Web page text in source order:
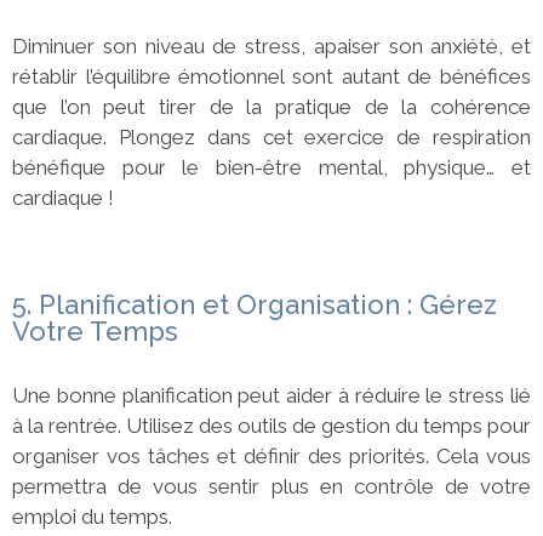
Diminuer son niveau de stress, apaiser son anxiété, et
rétablir l’équilibre émotionnel sont autant de bénéfices
que l’on peut tirer de la pratique de la cohérence
cardiaque. Plongez dans cet exercice de respiration
bénéfique pour le bien-être mental, physique… et
cardiaque !
5. Planification et Organisation : Gérez
Votre Temps
Une bonne planification peut aider à réduire le stress lié
à la rentrée. Utilisez des outils de gestion du temps pour
organiser vos tâches et définir des priorités. Cela vous
permettra de vous sentir plus en contrôle de votre
emploi du temps.